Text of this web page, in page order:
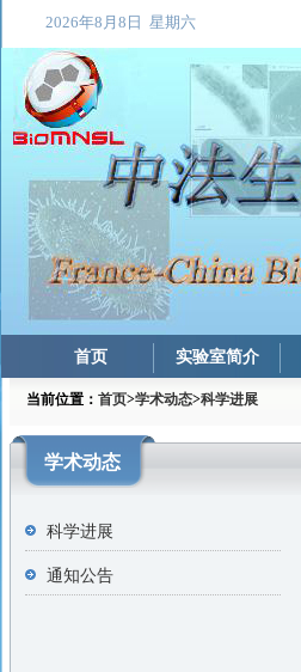
首页 实验室简介
当前位置：首页>学术动态>科学进展
学术动态
科学进展
通知公告